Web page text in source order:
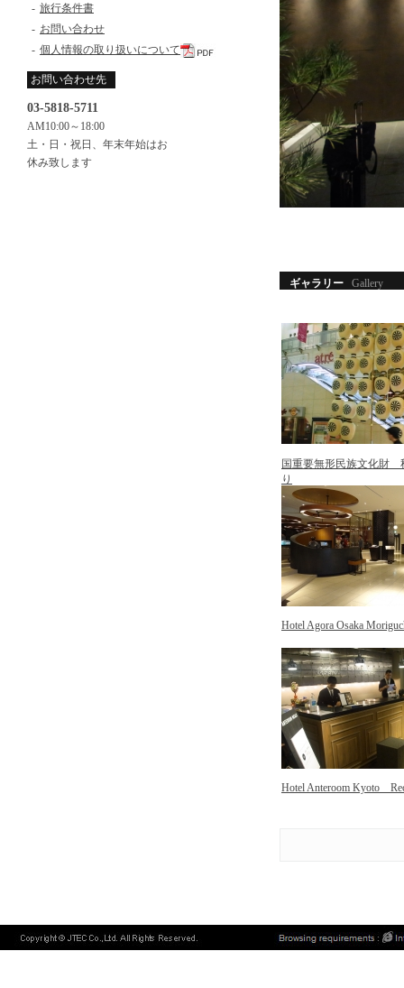
- 旅行条件書
- お問い合わせ
- 個人情報の取り扱いについて
お問い合わせ先
03-5818-5711
AM10:00～18:00
土・日・祝日、年末年始はお
休み致します
ギャラリー Gallery
国重要無形民族文化財
り
Hotel Agora Osaka
Hotel Anteroom Kyoto